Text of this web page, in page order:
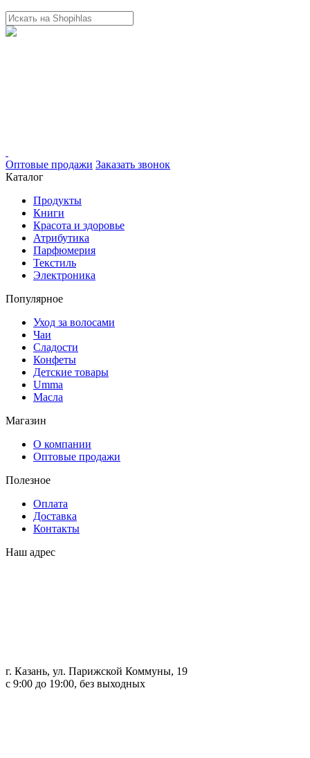
Оптовые продажи Заказать звонок
Каталог
Продукты
Книги
Красота и здоровье
Атрибутика
Парфюмерия
Текстиль
Электроника
Популярное
Уход за волосами
Чаи
Сладости
Конфеты
Детские товары
Umma
Масла
Магазин
О компании
Оптовые продажи
Полезное
Оплата
Доставка
Контакты
Наш адрес
г. Казань, ул. Парижской Коммуны, 19
с 9:00 до 19:00, без выходных